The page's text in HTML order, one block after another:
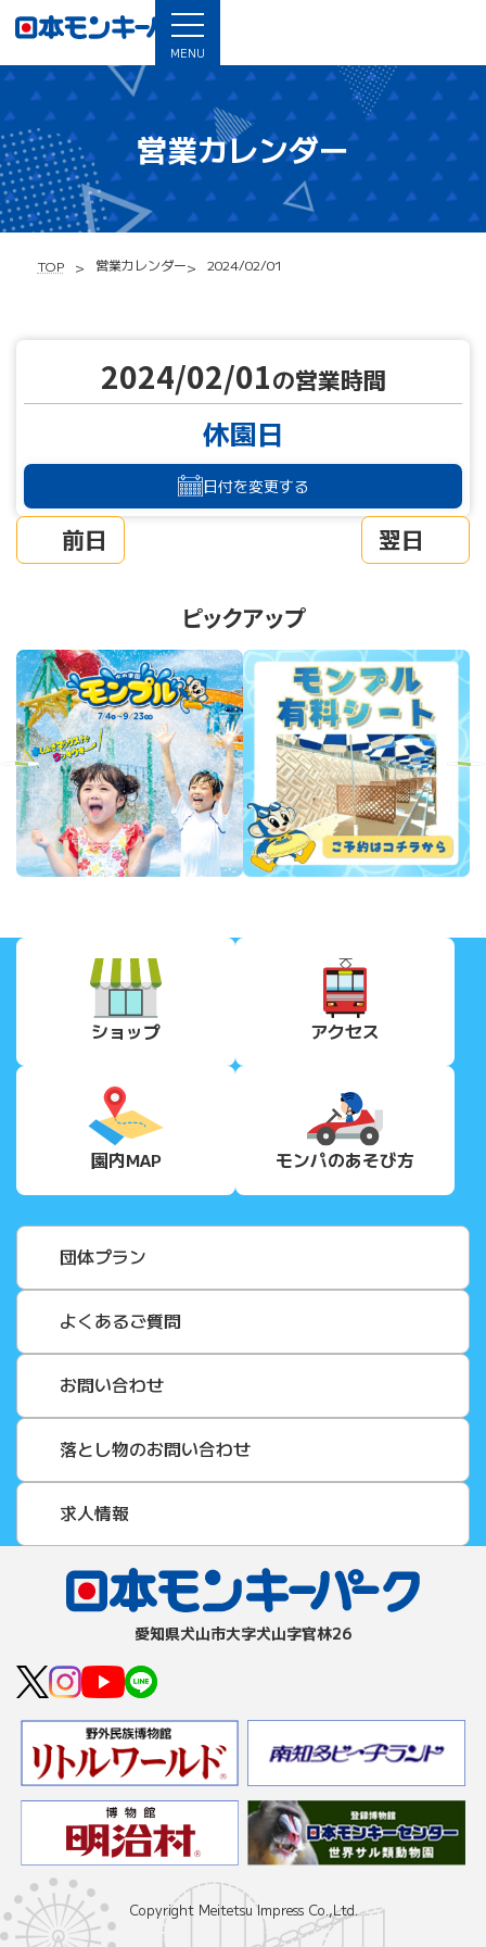
MENU
営業カレンダー
TOP 営業カレンダー 2024/02/01
前日
2024/02/01の営業時間
休園日
日付を変更する
翌日
ピックアップ
Next
ショップ アクセス
園内MAP モンパのあそび方
団体プラン
よくあるご質問
お問い合わせ
落とし物のお問い合わせ
求人情報
愛知県⽝⼭市⼤字⽝⼭字官林26
Copyright Meitetsu Impress Co.,Ltd.